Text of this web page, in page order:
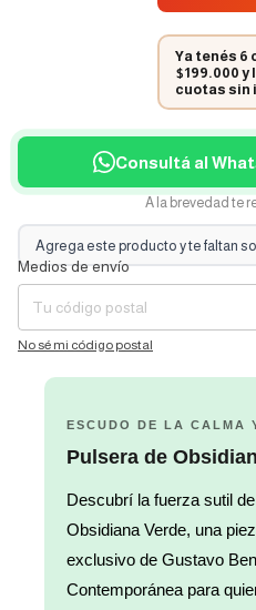
Ya tenés 6
$199.000 y
cuotas sin
Consultá al
A la brevedad te
Agrega este producto y te faltan
Entregas para el CP:
Medios de envío
No sé mi código postal
ESCUDO DE LA CALMA
Pulsera de
Descubrí la fuerza sutil
Obsidiana Verde, una
exclusivo de Gustavo
Contemporánea para